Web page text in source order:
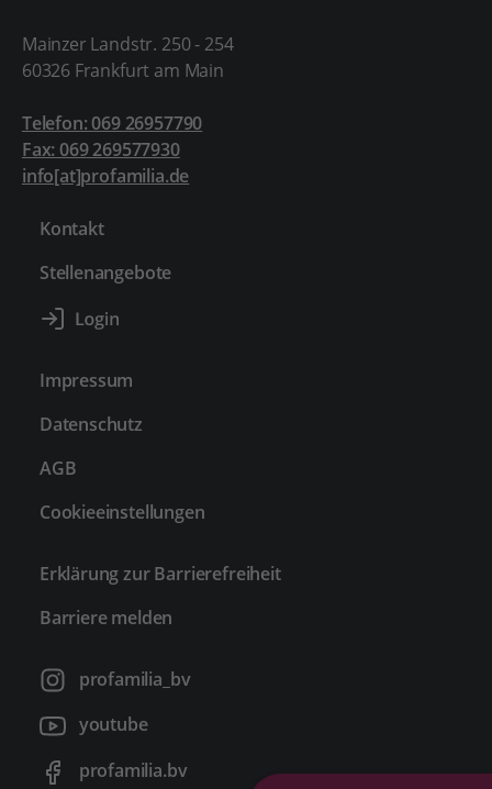
Mainzer Landstr. 250 - 254
60326 Frankfurt am Main
Telefon: 069 26957790
Fax: 069 269577930
info[at]profamilia.de
Kontakt
Stellenangebote
Impressum
Datenschutz
AGB
Cookieeinstellungen
Erklärung zur Barrierefreiheit
Barriere melden
profamilia_bv
youtube
profamilia.bv